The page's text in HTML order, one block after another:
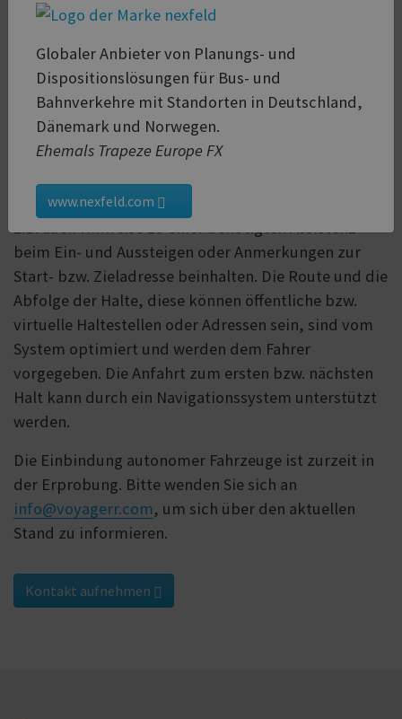
Globaler Anbieter von Planungs- und
Dispositionslösungen für Bus- und
Bahnverkehre mit Standorten in Deutschland,
Dänemark und Norwegen.
Ehemals Trapeze Europe FX
www.nexfeld.com
Die Übermittlung von Fahrtaufträgen / Touren
erfolgt direkt an den Fahrdienstleister, den Fahrer
bzw. an das eingesetzte Fahrzeug. Die Voraussetzung
ist ein mobiles oder fest verbautes Tablet bzw.
Smartphone, auf dem die Fahrer-App installiert ist.
Der Fahrer erhält darüber alle für ihn relevanten
Informationen.
Der Informationsumfang ist einstellbar und kann
z.B. auch Hinweise zu einer benötigten Assistenz
beim Ein- und Aussteigen oder Anmerkungen zur
Start- bzw. Zieladresse beinhalten. Die Route und die
Abfolge der Halte, diese können öffentliche bzw.
virtuelle Haltestellen oder Adressen sein, sind vom
System optimiert und werden dem Fahrer
vorgegeben. Die Anfahrt zum ersten bzw. nächsten
Halt kann durch ein Navigationssystem unterstützt
werden.
Die Einbindung autonomer Fahrzeuge ist zurzeit in
der Erprobung. Bitte wenden Sie sich an
info@voyagerr.com, um sich über den aktuellen
Stand zu informieren.
Kontakt aufnehmen